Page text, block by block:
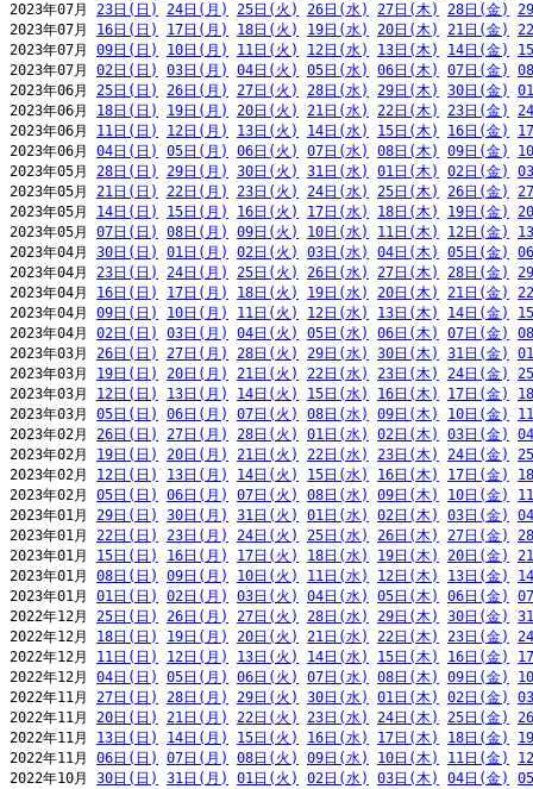
2023年07月 23日(日) 24日(月) 25日(火) 26日(水) 27日(木) 28日(金)
2023年07月 16日(日) 17日(月) 18日(火) 19日(水) 20日(木) 21日(金)
2023年07月 09日(日) 10日(月) 11日(火) 12日(水) 13日(木) 14日(金)
2023年07月 02日(日) 03日(月) 04日(火) 05日(水) 06日(木) 07日(金)
2023年06月 25日(日) 26日(月) 27日(火) 28日(水) 29日(木) 30日(金)
2023年06月 18日(日) 19日(月) 20日(火) 21日(水) 22日(木) 23日(金)
2023年06月 11日(日) 12日(月) 13日(火) 14日(水) 15日(木) 16日(金)
2023年06月 04日(日) 05日(月) 06日(火) 07日(水) 08日(木) 09日(金)
2023年05月 28日(日) 29日(月) 30日(火) 31日(水) 01日(木) 02日(金)
2023年05月 21日(日) 22日(月) 23日(火) 24日(水) 25日(木) 26日(金)
2023年05月 14日(日) 15日(月) 16日(火) 17日(水) 18日(木) 19日(金)
2023年05月 07日(日) 08日(月) 09日(火) 10日(水) 11日(木) 12日(金)
2023年04月 30日(日) 01日(月) 02日(火) 03日(水) 04日(木) 05日(金)
2023年04月 23日(日) 24日(月) 25日(火) 26日(水) 27日(木) 28日(金)
2023年04月 16日(日) 17日(月) 18日(火) 19日(水) 20日(木) 21日(金)
2023年04月 09日(日) 10日(月) 11日(火) 12日(水) 13日(木) 14日(金)
2023年04月 02日(日) 03日(月) 04日(火) 05日(水) 06日(木) 07日(金)
2023年03月 26日(日) 27日(月) 28日(火) 29日(水) 30日(木) 31日(金)
2023年03月 19日(日) 20日(月) 21日(火) 22日(水) 23日(木) 24日(金)
2023年03月 12日(日) 13日(月) 14日(火) 15日(水) 16日(木) 17日(金)
2023年03月 05日(日) 06日(月) 07日(火) 08日(水) 09日(木) 10日(金)
2023年02月 26日(日) 27日(月) 28日(火) 01日(水) 02日(木) 03日(金)
2023年02月 19日(日) 20日(月) 21日(火) 22日(水) 23日(木) 24日(金)
2023年02月 12日(日) 13日(月) 14日(火) 15日(水) 16日(木) 17日(金)
2023年02月 05日(日) 06日(月) 07日(火) 08日(水) 09日(木) 10日(金)
2023年01月 29日(日) 30日(月) 31日(火) 01日(水) 02日(木) 03日(金)
2023年01月 22日(日) 23日(月) 24日(火) 25日(水) 26日(木) 27日(金)
2023年01月 15日(日) 16日(月) 17日(火) 18日(水) 19日(木) 20日(金)
2023年01月 08日(日) 09日(月) 10日(火) 11日(水) 12日(木) 13日(金)
2023年01月 01日(日) 02日(月) 03日(火) 04日(水) 05日(木) 06日(金)
2022年12月 25日(日) 26日(月) 27日(火) 28日(水) 29日(木) 30日(金)
2022年12月 18日(日) 19日(月) 20日(火) 21日(水) 22日(木) 23日(金)
2022年12月 11日(日) 12日(月) 13日(火) 14日(水) 15日(木) 16日(金)
2022年12月 04日(日) 05日(月) 06日(火) 07日(水) 08日(木) 09日(金)
2022年11月 27日(日) 28日(月) 29日(火) 30日(水) 01日(木) 02日(金)
2022年11月 20日(日) 21日(月) 22日(火) 23日(水) 24日(木) 25日(金)
2022年11月 13日(日) 14日(月) 15日(火) 16日(水) 17日(木) 18日(金)
2022年11月 06日(日) 07日(月) 08日(火) 09日(水) 10日(木) 11日(金)
2022年10月 30日(日) 31日(月) 01日(火) 02日(水) 03日(木) 04日(金)